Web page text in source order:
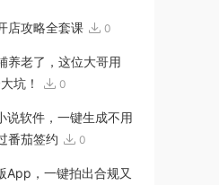
店攻略全套课 0
养老了，这位大哥用
坑！
0
说软件，一键生成不用
番茄签约
0
App，一键拍出合规又